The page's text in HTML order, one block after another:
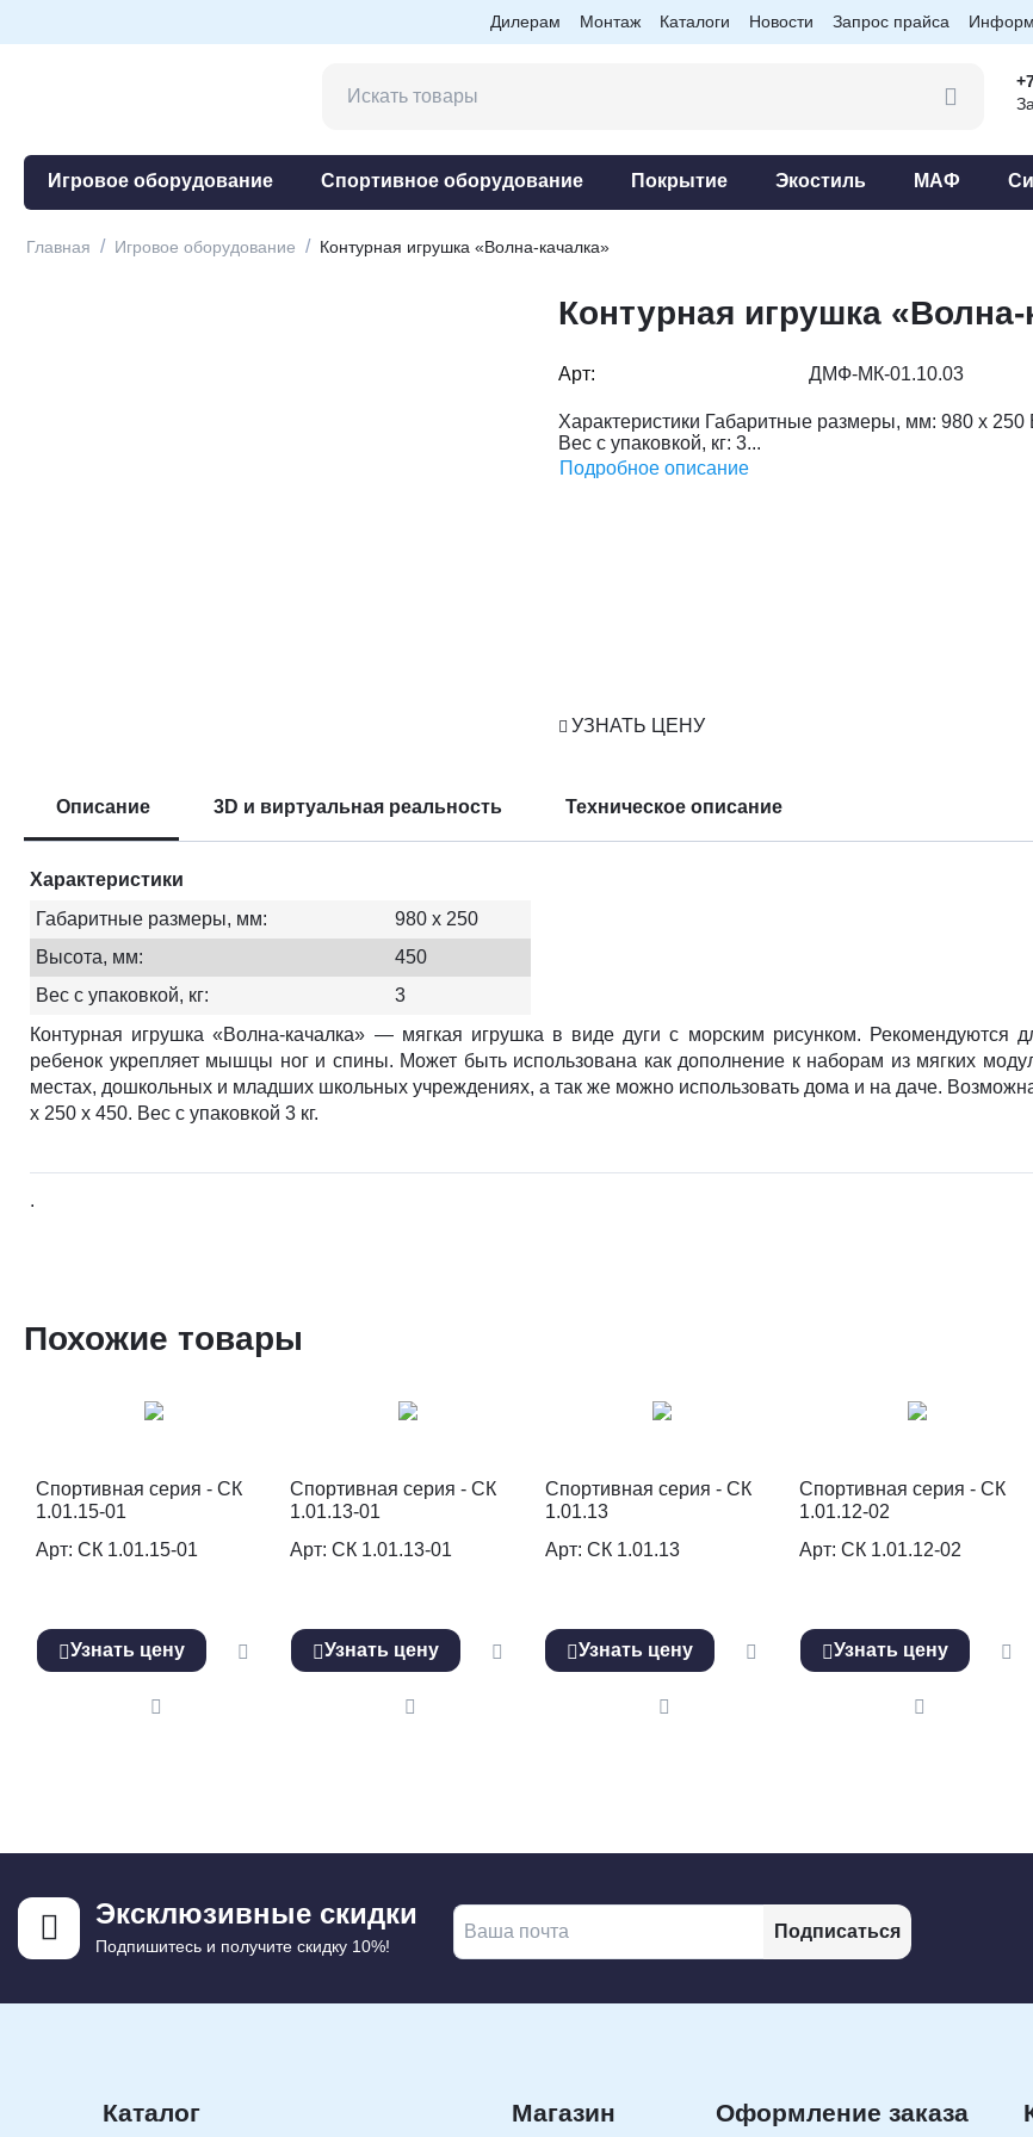
Дилерам Монтаж Каталоги Новости Запрос прайса
Игровое оборудование Спортивное оборудование Покрытие Экостиль МАФ
Главная / Игровое оборудование / Контурная игрушка «Волна-качалка»
Контурная игрушка «Волна-
Арт: ДМФ-МК-01.10.03
Характеристики Габаритные размеры, мм: 980 х
Вес с упаковкой, кг: 3...
Подробное описание
УЗНАТЬ ЦЕНУ
Описание 3D и виртуальная реальность Техническое описание
Характеристики
Габаритные размеры, мм:
980 х 250
Высота, мм:
450
Вес с упаковкой, кг:
3
Контурная игрушка «Волна-качалка» — мягкая игрушка в виде дуги с морским рисунком. Рекомендуются
ребенок укрепляет мышцы ног и спины. Может быть использована как дополнение к наборам из мягких
местах, дошкольных и младших школьных учреждениях, а так же можно использовать дома и на даче.
х 250 х 450. Вес с упаковкой 3 кг.
.
Похожие товары
Спортивная серия - СК
1.01.15-01
Арт: СК 1.01.15-01
Узнать цену
Спортивная серия - СК
1.01.13-01
Арт: СК 1.01.13-01
Узнать цену
Спортивная серия - СК
1.01.13
Арт: СК 1.01.13
Узнать цену
Спортивная серия - СК
1.01.12-02
Арт: СК 1.01.12-02
Узнать цену
Эксклюзивные скидки
Подпишитесь и получите скидку 10%!
Подписаться
Каталог Магазин Оформление заказа